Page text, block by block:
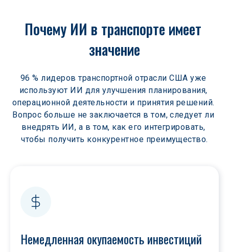
Почему ИИ в транспорте имеет
значение
96 % лидеров транспортной отрасли США уже
используют ИИ для улучшения планирования,
операционной деятельности и принятия решений.
Вопрос больше не заключается в том, следует ли
внедрять ИИ, а в том, как его интегрировать,
чтобы получить конкурентное преимущество.
Немедленная окупаемость инвестиций